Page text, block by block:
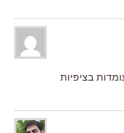
בציפיות